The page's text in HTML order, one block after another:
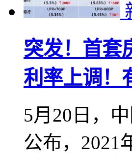
突发！首套
利率上调！
5月20日，
公布，2021